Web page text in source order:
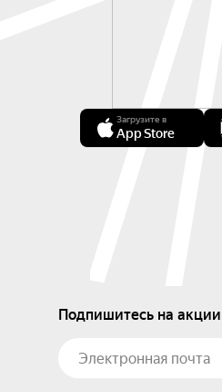
Загрузите в
App Store
Подпишитесь на